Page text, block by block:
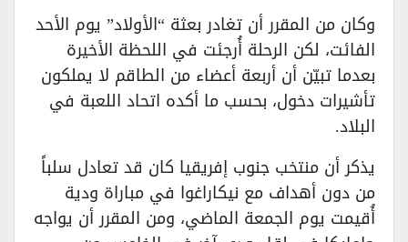
​وكان من المقرر أن تغادر بعثة “الأولاد” يوم الأحد
الفائت، لكن الرحلة أُرجئت في اللحظة الأخيرة
بعدما تبيّن أن أربعة أعضاء من الطاقم لا يملكون
تأشيرات دخول، بحسب ما أكده اتحاد اللعبة في
البلاد.
​يذكر أن منتخب جنوب إفريقيا كان قد تعادل سلباً
من دون أهداف مع نيكاراغوا في مباراة ودية
أُقيمت يوم الجمعة الماضي، ومن المقرر أن يواجه